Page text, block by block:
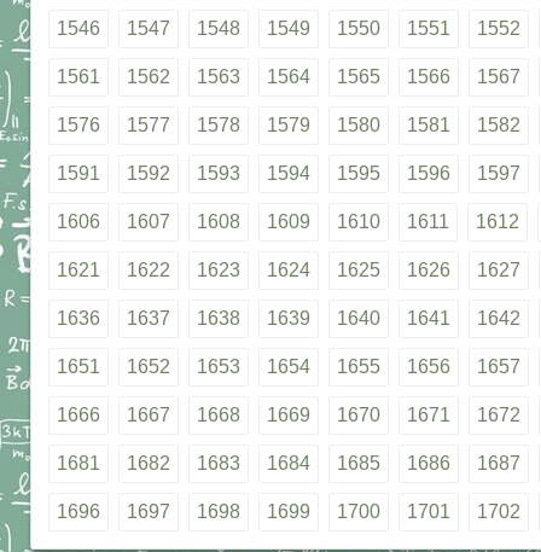
1546 1547 1548 1549 1550 1551 1552
1561 1562 1563 1564 1565 1566 1567
1576 1577 1578 1579 1580 1581 1582
1591 1592 1593 1594 1595 1596 1597
1606 1607 1608 1609 1610 1611 1612
1621 1622 1623 1624 1625 1626 1627
1636 1637 1638 1639 1640 1641 1642
1651 1652 1653 1654 1655 1656 1657
1666 1667 1668 1669 1670 1671 1672
1681 1682 1683 1684 1685 1686 1687
1696 1697 1698 1699 1700 1701 1702